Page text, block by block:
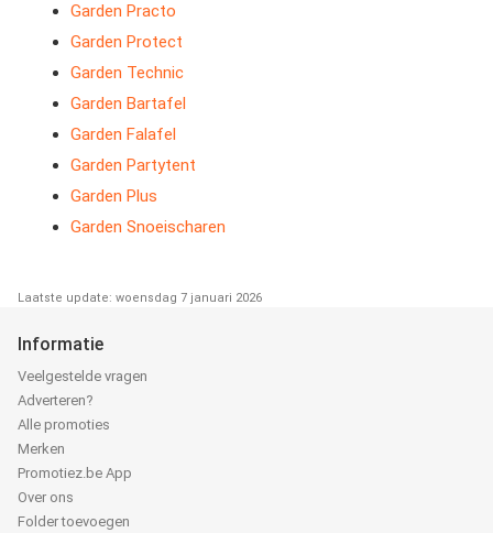
Garden Practo
Garden Protect
Garden Technic
Garden Bartafel
Garden Falafel
Garden Partytent
Garden Plus
Garden Snoeischaren
Laatste update: woensdag 7 januari 2026
Informatie
Veelgestelde vragen
Adverteren?
Alle promoties
Merken
Promotiez.be App
Over ons
Folder toevoegen